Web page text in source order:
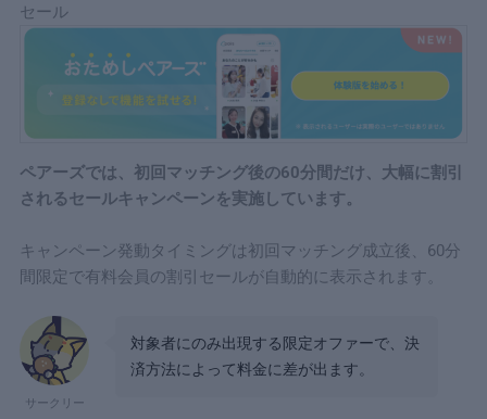
3-2｜
ペアーズの割引キャンペーンとクーポンに関するよ
くある質問
4-1｜ペアーズの大幅割引キャンペーンの頻度は？
4-2｜ペアーズのクーポンコード入力場所はどこ？
5まとめ
セール
ペアーズでは、初回マッチング後の60分間だけ、大幅に割引
されるセールキャンペーンを実施しています。
キャンペーン発動タイミングは初回マッチング成立後、60分
間限定で有料会員の割引セールが自動的に表示されます。
サークリー
対象者にのみ出現する限定オファーで、決
済方法によって料金に差が出ます。